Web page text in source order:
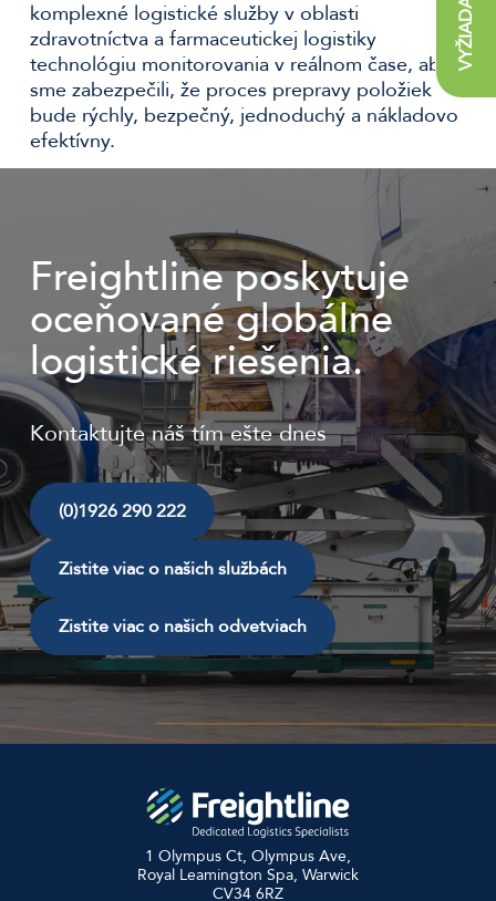
komplexné logistické služby v oblasti
zdravotníctva a farmaceutickej logistiky
technológiu monitorovania v reálnom čase, aby
sme zabezpečili, že proces prepravy položiek
bude rýchly, bezpečný, jednoduchý a nákladovo
efektívny.
Freightline poskytuje
oceňované globálne
logistické riešenia.
Kontaktujte náš tím ešte dnes
(0)1926 290 222
Zistite viac o našich službách
Zistite viac o našich odvetviach
1 Olympus Ct, Olympus Ave,
Royal Leamington Spa, Warwick
CV34 6RZ